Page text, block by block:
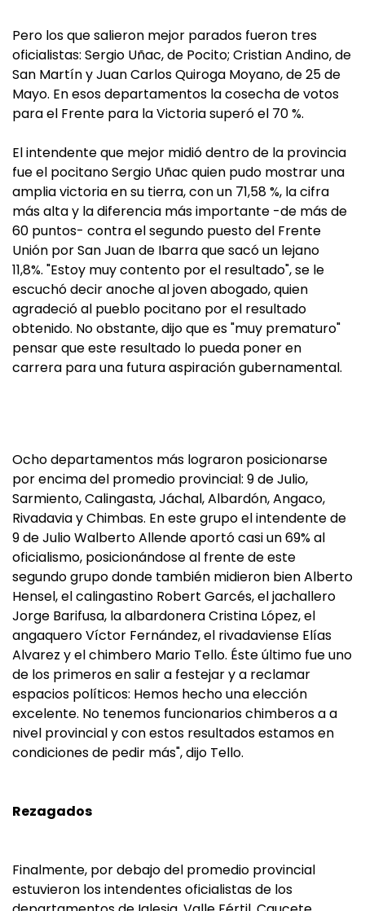
Pero los que salieron mejor parados fueron tres
oficialistas: Sergio Uñac, de Pocito; Cristian Andino, de
San Martín y Juan Carlos Quiroga Moyano, de 25 de
Mayo. En esos departamentos la cosecha de votos
para el Frente para la Victoria superó el 70 %.
El intendente que mejor midió dentro de la provincia
fue el pocitano Sergio Uñac quien pudo mostrar una
amplia victoria en su tierra, con un 71,58 %, la cifra
más alta y la diferencia más importante -de más de
60 puntos- contra el segundo puesto del Frente
Unión por San Juan de Ibarra que sacó un lejano
11,8%. "Estoy muy contento por el resultado", se le
escuchó decir anoche al joven abogado, quien
agradeció al pueblo pocitano por el resultado
obtenido. No obstante, dijo que es "muy prematuro"
pensar que este resultado lo pueda poner en
carrera para una futura aspiración gubernamental.
Ocho departamentos más lograron posicionarse
por encima del promedio provincial: 9 de Julio,
Sarmiento, Calingasta, Jáchal, Albardón, Angaco,
Rivadavia y Chimbas. En este grupo el intendente de
9 de Julio Walberto Allende aportó casi un 69% al
oficialismo, posicionándose al frente de este
segundo grupo donde también midieron bien Alberto
Hensel, el calingastino Robert Garcés, el jachallero
Jorge Barifusa, la albardonera Cristina López, el
angaquero Víctor Fernández, el rivadaviense Elías
Alvarez y el chimbero Mario Tello. Éste último fue uno
de los primeros en salir a festejar y a reclamar
espacios políticos: Hemos hecho una elección
excelente. No tenemos funcionarios chimberos a a
nivel provincial y con estos resultados estamos en
condiciones de pedir más", dijo Tello.
Rezagados
Finalmente, por debajo del promedio provincial
estuvieron los intendentes oficialistas de los